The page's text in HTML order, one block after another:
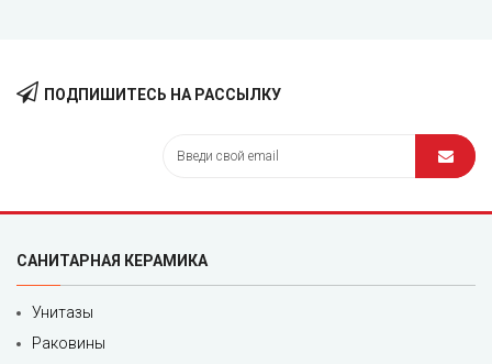
ПОДПИШИТЕСЬ НА РАССЫЛКУ
САНИТАРНАЯ КЕРАМИКА
Унитазы
Раковины